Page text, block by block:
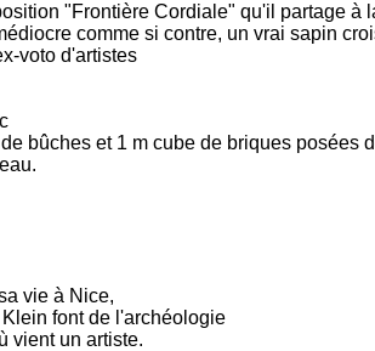
"Frontière Cordiale" qu'il partage
comme si contre, un vrai sapin
voto d'artistes
bûches et 1 m cube de briques posées
vie à Nice,
font de l'archéologie
vient un artiste.